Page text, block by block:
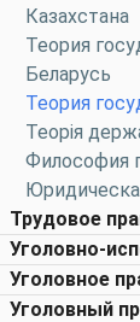
Казахстана
Теория
Беларусь
Теория
Теорія
Философия
Трудовое
Уголовно-
Уголовное
Уголовный